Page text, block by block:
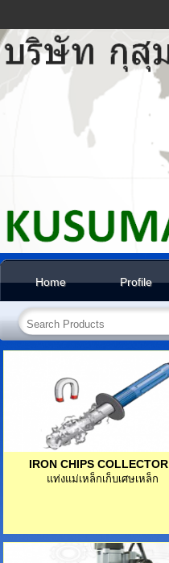
Home Profile
IRON CHIPS COLLECTOR
แท่งแม่เหล็กเก็บเศษเหล็ก